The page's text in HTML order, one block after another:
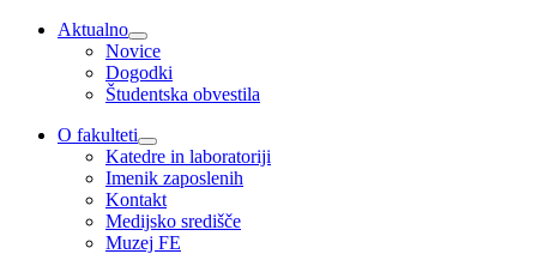
Aktualno
Novice
Dogodki
Študentska obvestila
O fakulteti
Katedre in laboratoriji
Imenik zaposlenih
Kontakt
Medijsko središče
Muzej FE